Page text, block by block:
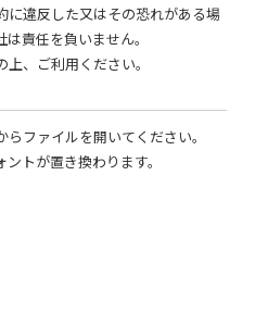
違反した又はその恐れがある場
責任を負いません。
、ご利用ください。
ファイルを開いてください。
トが置き換わります。